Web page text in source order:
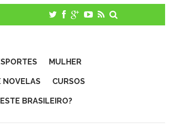
MULHER
NOVELAS CURSOS
BRASILEIRO?